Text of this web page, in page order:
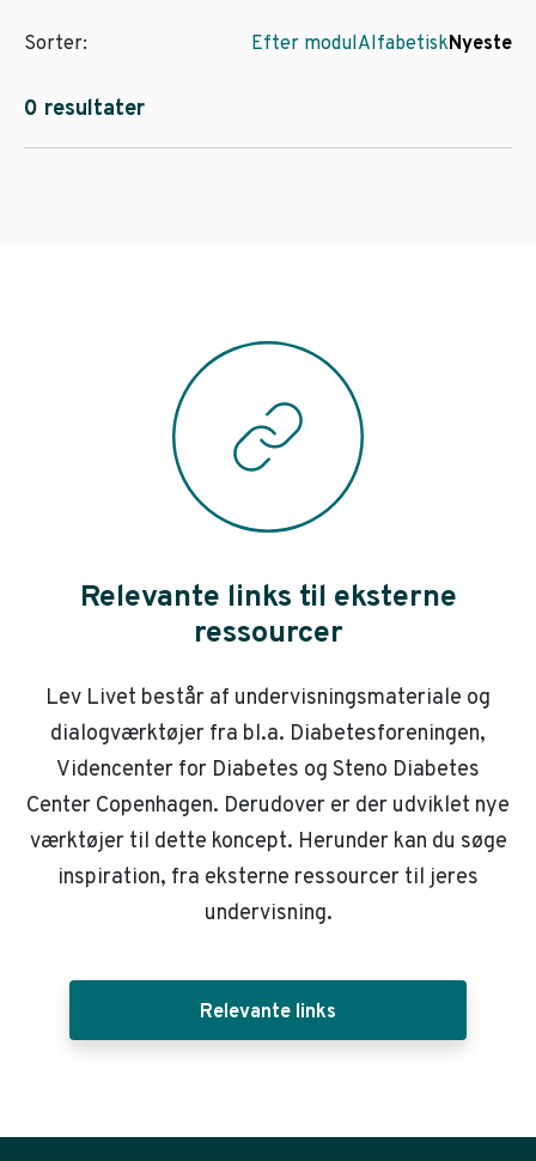
0 resultater
Sorter: Efter modulAlfabetiskNyeste
Relevante links til eksterne
ressourcer
Lev Livet består af undervisningsmateriale og
dialogværktøjer fra bl.a. Diabetesforeningen,
Videncenter for Diabetes og Steno Diabetes
Center Copenhagen. Derudover er der udviklet nye
værktøjer til dette koncept. Herunder kan du søge
inspiration, fra eksterne ressourcer til jeres
undervisning.
Relevante links